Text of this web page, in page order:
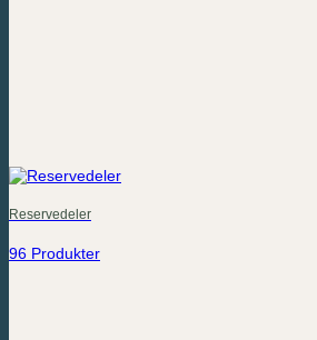
Reservedeler
96 Produkter